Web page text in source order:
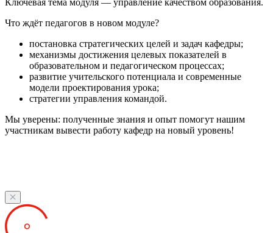
Что ждёт педагогов в новом модуле?
постановка стратегических целей и задач кафедры;
механизмы достижения целевых показателей в
образовательном и педагогическом процессах;
развитие учительского потенциала и современные
модели проектирования урока;
стратегии управления командой.
Мы уверены: полученные знания и опыт помогут нашим
участникам вывести работу кафедр на новый уровень!